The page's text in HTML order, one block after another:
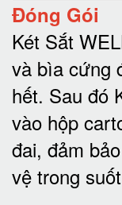
Đóng Gói
Két Sắt
và bìa cứng
hết. Sau đó
vào hộp
đai, đảm
vệ trong